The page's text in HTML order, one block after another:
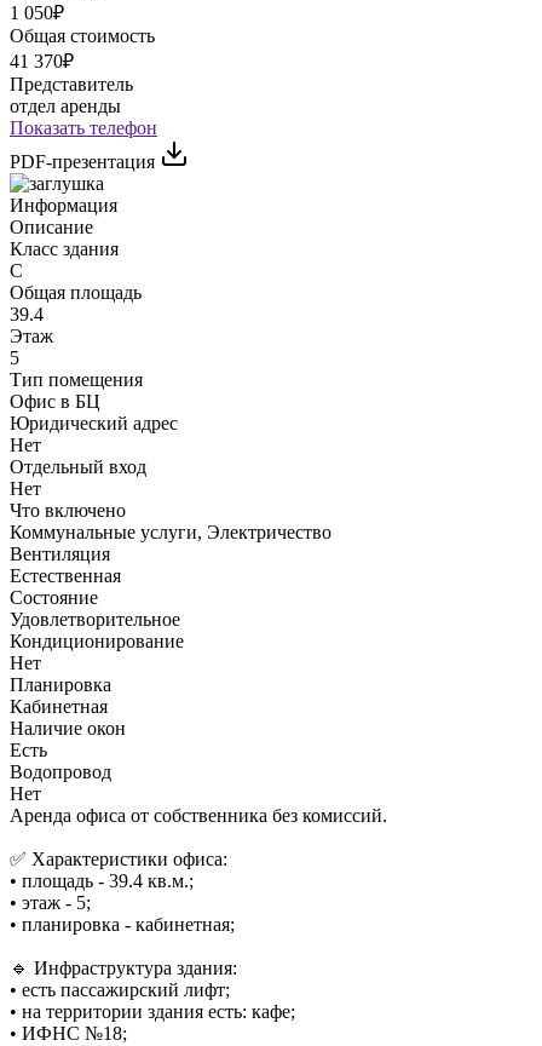
1 050₽
Общая стоимость
41 370₽
Представитель
отдел аренды
Показать телефон
PDF-презентация
Информация
Описание
Класс здания
C
Общая площадь
39.4
Этаж
5
Тип помещения
Офис в БЦ
Юридический адрес
Нет
Отдельный вход
Нет
Что включено
Коммунальные услуги, Электричество
Вентиляция
Естественная
Состояние
Удовлетворительное
Кондиционирование
Нет
Планировка
Кабинетная
Наличие окон
Есть
Водопровод
Нет
Аренда офиса от собственника без комиссий.
✅ Характеристики офиса:
• площадь - 39.4 кв.м.;
• этаж - 5;
• планировка - кабинетная;
🔹 Инфраструктура здания:
• есть пассажирский лифт;
• на территории здания есть: кафе;
• ИФНС №18;